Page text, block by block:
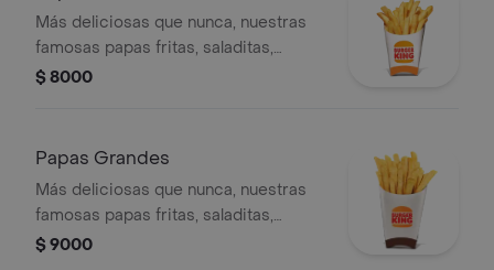
Más deliciosas que nunca, nuestras
famosas papas fritas, saladitas,
doradas por fuera y suaves por
$ 8000
Papas Grandes
Más deliciosas que nunca, nuestras
famosas papas fritas, saladitas,
doradas por fuera y suaves por
$ 9000